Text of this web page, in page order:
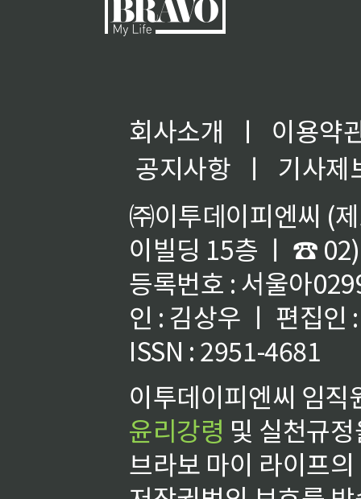
회사소개 ㅣ
이용약
공지사항
ㅣ
기사제
㈜이투데이피엔씨 (
이빌딩 15층 ㅣ ☎
등록번호 : 서울아
인 : 김상우 ㅣ 편집인
ISSN : 2951-4681
이투데이피엔씨 임
윤리강령 및 실천규
브라보 마이 라이프